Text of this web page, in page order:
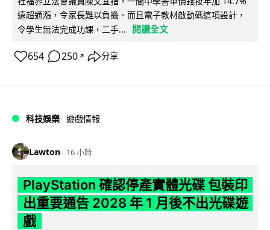
遠超通漲，令家長難以負擔。而且電子教材啟動碼這項設計，
令學生無法完成功課，二手...
閱讀全文
654 250 ↗ 分享
科技娛樂 遊戲情報
Lawton 16 小時
PlayStation 確認停產實體光碟 包裝印
出重要通告 2028 年 1 月後不出光碟遊
戲